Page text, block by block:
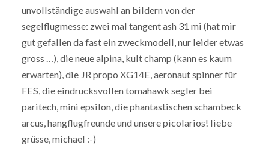
unvollständige auswahl an bildern von der
segelflugmesse: zwei mal tangent ash 31 mi (hat mir
gut gefallen da fast ein zweckmodell, nur leider etwas
gross …), die neue alpina, kult champ (kann es kaum
erwarten), die JR propo XG14E, aeronaut spinner für
FES, die eindrucksvollen tomahawk segler bei
paritech, mini epsilon, die phantastischen schambeck
arcus, hangflugfreunde und unsere picolarios! liebe
grüsse, michael :-)